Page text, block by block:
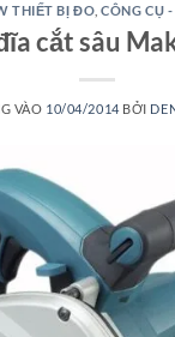
THIẾT BỊ ĐO ,CÔNG CỤ
cắt sâu
VÀO 10/04/2014 BỞI